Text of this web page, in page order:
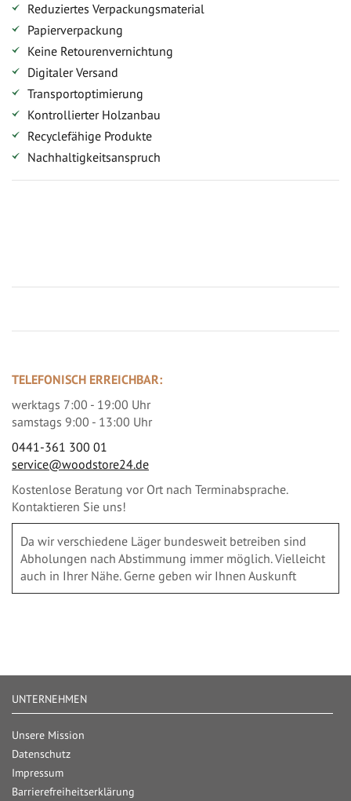
Reduziertes Verpackungsmaterial
Papierverpackung
Keine Retourenvernichtung
Digitaler Versand
Transportoptimierung
Kontrollierter Holzanbau
Recyclefähige Produkte
Nachhaltigkeitsanspruch
TELEFONISCH ERREICHBAR:
werktags 7:00 - 19:00 Uhr
samstags 9:00 - 13:00 Uhr
0441-361 300 01
service@woodstore24.de
Kostenlose Beratung vor Ort nach Terminabsprache.
Kontaktieren Sie uns!
Da wir verschiedene Läger bundesweit betreiben sind
Abholungen nach Abstimmung immer möglich. Vielleicht
auch in Ihrer Nähe. Gerne geben wir Ihnen Auskunft
UNTERNEHMEN
Unsere Mission
Datenschutz
Impressum
Barrierefreiheitserklärung